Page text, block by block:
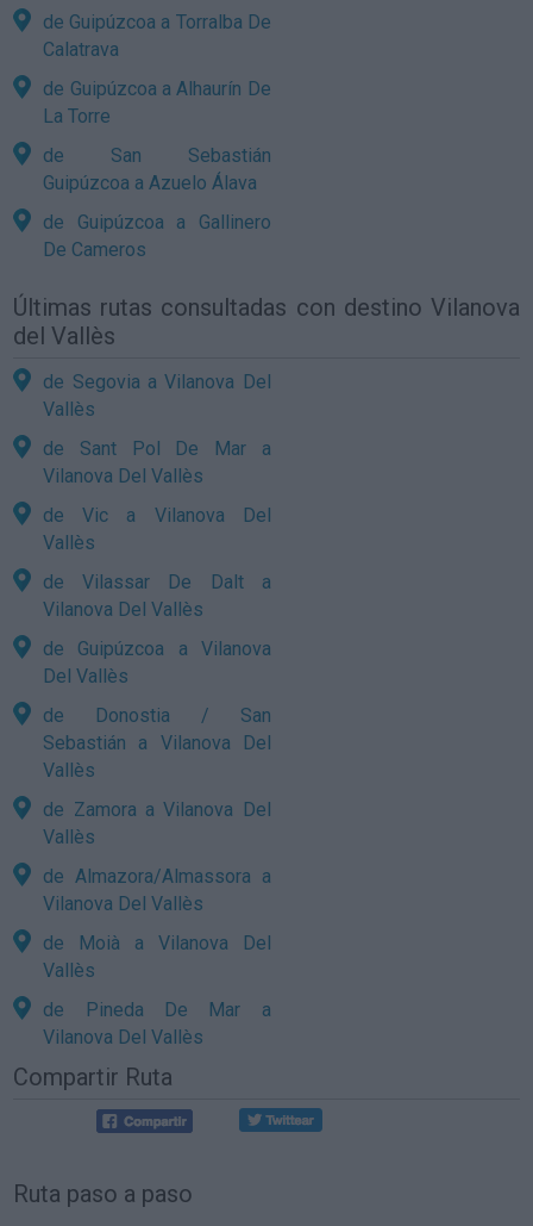
de Guipúzcoa a Torralba De
Calatrava
de Guipúzcoa a Alhaurín De
La Torre
de San Sebastián
Guipúzcoa a Azuelo Álava
de Guipúzcoa a Gallinero
De Cameros
Últimas rutas consultadas con destino Vilanova
del Vallès
de Segovia a Vilanova Del
Vallès
de Sant Pol De Mar a
Vilanova Del Vallès
de Vic a Vilanova Del
Vallès
de Vilassar De Dalt a
Vilanova Del Vallès
de Guipúzcoa a Vilanova
Del Vallès
de Donostia / San
Sebastián a Vilanova Del
Vallès
de Zamora a Vilanova Del
Vallès
de Almazora/Almassora a
Vilanova Del Vallès
de Moià a Vilanova Del
Vallès
de Pineda De Mar a
Vilanova Del Vallès
Compartir Ruta
Ruta paso a paso